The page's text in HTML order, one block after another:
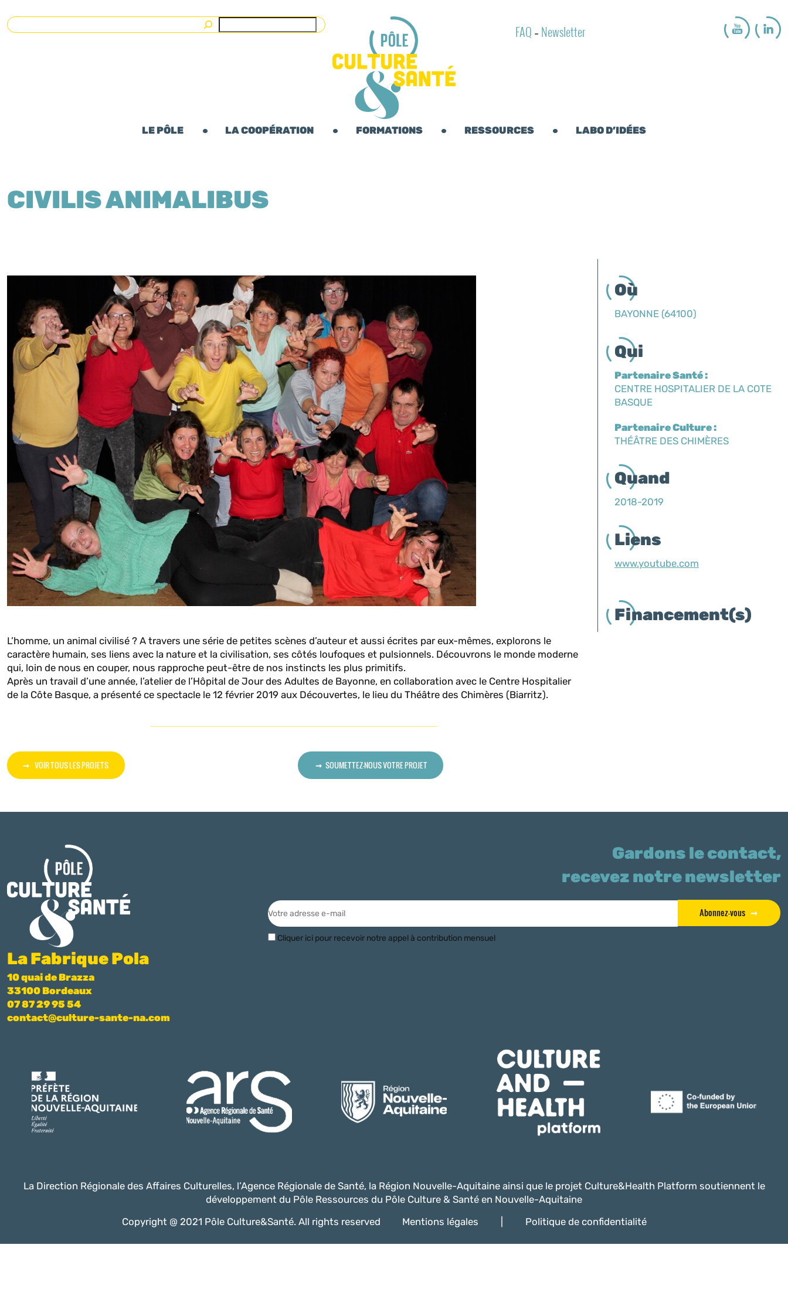
Rechercher FAQ - Newsletter
LE PÔLE LA COOPÉRATION FORMATIONS RESSOURCES LABO D’IDÉES
CIVILIS ANIMALIBUS
L’homme, un animal civilisé ? A travers une série de petites scènes d’auteur et aussi écrites par eux-mêmes, explorons le
caractère humain, ses liens avec la nature et la civilisation, ses côtés loufoques et pulsionnels. Découvrons le monde moderne
qui, loin de nous en couper, nous rapproche peut-être de nos instincts les plus primitifs.
Après un travail d’une année, l’atelier de l’Hôpital de Jour des Adultes de Bayonne, en collaboration avec le Centre Hospitalier
de la Côte Basque, a présenté ce spectacle le 12 février 2019 aux Découvertes, le lieu du Théâtre des Chimères (Biarritz).
VOIR TOUS LES PROJETS SOUMETTEZ-NOUS VOTRE PROJET
Où
BAYONNE (64100)
Qui
Partenaire Santé :
CENTRE HOSPITALIER DE LA COTE
BASQUE
Partenaire Culture :
THÉÂTRE DES CHIMÈRES
Quand
2018-2019
Liens
www.youtube.com
Financement(s)
La Fabrique Pola
10 quai de Brazza
33100 Bordeaux
07 87 29 95 54
contact@culture-sante-na.com
Gardons le contact,
recevez notre newsletter
Abonnez-vous
Cliquer ici pour recevoir notre appel à contribution mensuel
La Direction Régionale des Affaires Culturelles, l’Agence Régionale de Santé, la Région Nouvelle-Aquitaine ainsi que le projet Culture&Health Platform soutiennent le
développement du Pôle Ressources du Pôle Culture & Santé en Nouvelle-Aquitaine
Copyright @ 2021 Pôle Culture&Santé. All rights reserved
Mentions légales Politique de confidentialité